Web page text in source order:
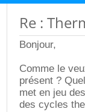
Re :
Bonjour,
Comme le
présent ?
met en jeu
des cycles